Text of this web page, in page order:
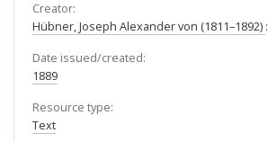
Creator:
Hübner, Joseph Alexander von (1811–1892) :
Date issued/created:
1889
Resource type:
Text